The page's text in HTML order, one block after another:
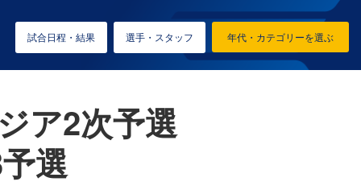
年代・カテゴリーを選ぶ
試合日程・結果 選手・スタッフ
ア2次予選
選